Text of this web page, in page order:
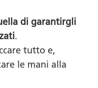
di garantirgli
.
tutto e,
le mani alla